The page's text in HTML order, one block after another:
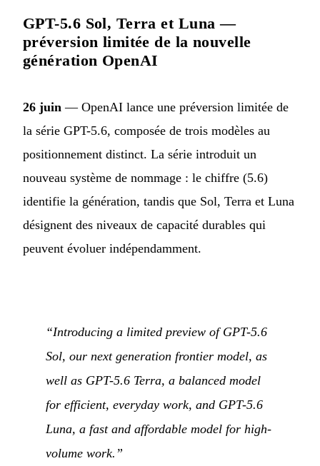
GPT-5.6 Sol, Terra et Luna —
préversion limitée de la nouvelle
génération OpenAI
26 juin — OpenAI lance une préversion limitée de
la série GPT-5.6, composée de trois modèles au
positionnement distinct. La série introduit un
nouveau système de nommage : le chiffre (5.6)
identifie la génération, tandis que Sol, Terra et Luna
désignent des niveaux de capacité durables qui
peuvent évoluer indépendamment.
“Introducing a limited preview of GPT-5.6
Sol, our next generation frontier model, as
well as GPT-5.6 Terra, a balanced model
for efficient, everyday work, and GPT-5.6
Luna, a fast and affordable model for high-
volume work.”